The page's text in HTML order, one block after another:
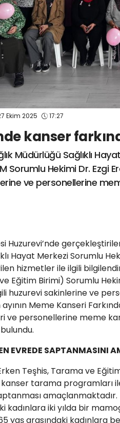
Ekim 2025 17:27
kanser
Müdürlüğü Sağlıklı
Sorumlu Hekimi Dr. Ezgi
ve personellerine
Huzurevi’nde
Hayat Merkezi Sorumlu
hizmetler ile ilgili
Eğitim Birimi) Sorumlu
huzurevi sakinlerine ve
Meme Kanseri
ve personellerine meme
EVREDE SAPTANMASINI
Teşhis, Tarama ve
tarama programları
kadınlara iki yılda bir
yaş arasındaki kadınlara